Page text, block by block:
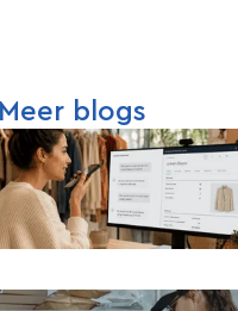
Meer blogs